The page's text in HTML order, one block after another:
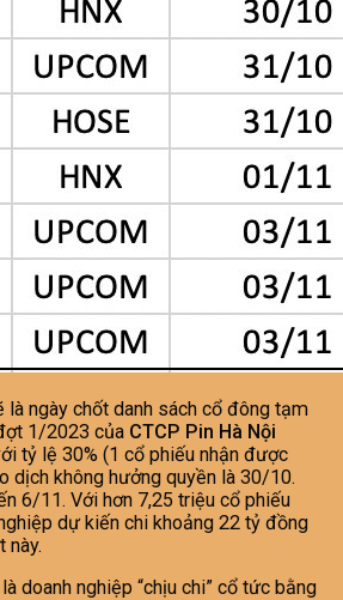
ngày chốt danh sách cổ đông tạm
1/2023 của CTCP Pin Hà Nội
tỷ lệ 30% (1 cổ phiếu nhận được
dịch không hưởng quyền là 30/10.
6/11. Với hơn 7,25 triệu cổ phiếu
dự kiến chi khoảng 22 tỷ đồng
này.
doanh nghiệp “chịu chi” cổ tức bằng